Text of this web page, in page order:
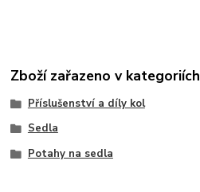
Zboží zařazeno v kategoriích
Příslušenství a díly kol
Sedla
Potahy na sedla